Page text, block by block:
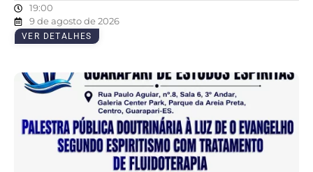
19:00
9 de agosto de 2026
VER DETALHES